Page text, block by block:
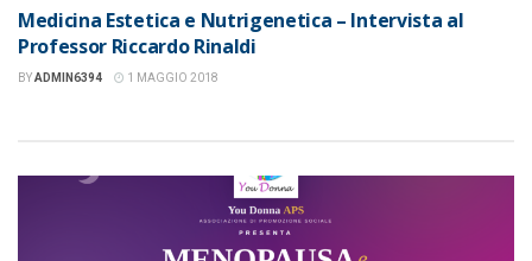
Medicina Estetica e Nutrigenetica – Intervista al
Professor Riccardo Rinaldi
BYADMIN6394 1 MAGGIO 2018